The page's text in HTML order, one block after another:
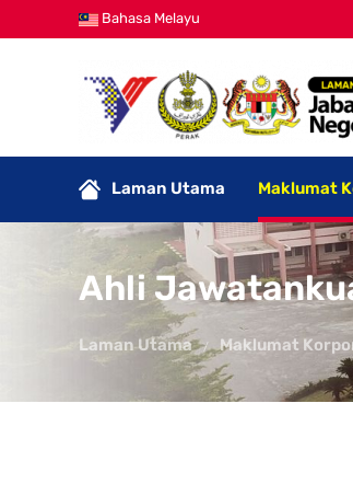
Bahasa Melayu
Laman Utama Maklumat
Ahli
Laman Utama Maklumat